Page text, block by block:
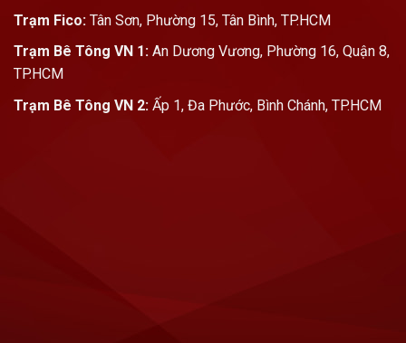
Trạm Fico: Tân Sơn, Phường 15, Tân Bình, TP.HCM
Trạm Bê Tông VN 1: An Dương Vương, Phường 16, Quận 8,
TP.HCM
Trạm Bê Tông VN 2: Ấp 1, Đa Phước, Bình Chánh, TP.HCM